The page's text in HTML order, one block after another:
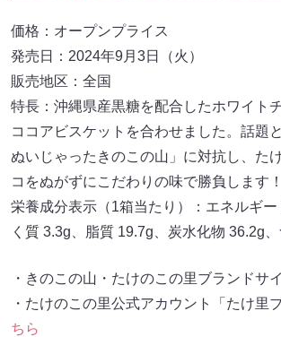
価格：オープンプライス
発売日：2024年9月3日（火）
販売地区：全国
特長：沖縄県産黒糖を配合したホワイト
ココアビスケットを合わせました。話題
ぬいじゃったきのこの山」に対抗し、た
コをぬがずにこだわりの味で勝負します！
栄養成分表示（1箱当たり）：エネルギ
く質 3.3g、脂質 19.7g、炭水化物 36.2g
・きのこの山・たけのこの里ブランドサ
・たけのこの里公式アカウント「たけ里
ちら